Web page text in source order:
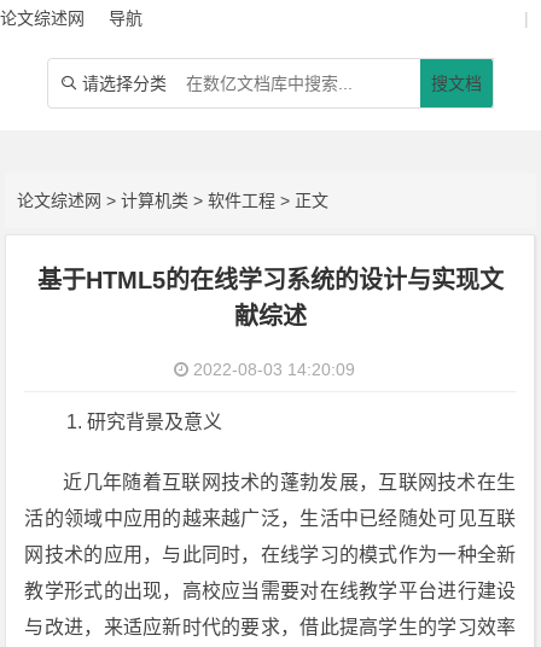
论文综述网 导航 |
 请选择分类 搜文档
论文综述网 >计算机类 >软件工程 > 正文
基于HTML5的在线学习系统的设计与实现文
献综述
2022-08-03 14:20:09
研究背景及意义
近几年随着互联网技术的蓬勃发展，互联网技术在生
活的领域中应用的越来越广泛，生活中已经随处可见互联
网技术的应用，与此同时，在线学习的模式作为一种全新
教学形式的出现，高校应当需要对在线教学平台进行建设
与改进，来适应新时代的要求，借此提高学生的学习效率